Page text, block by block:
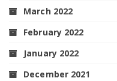
March 2022
February 2022
January 2022
December 2021